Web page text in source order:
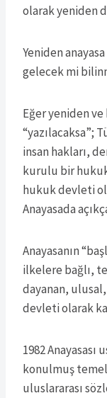
olarak yeniden
Yeniden
gelecek mi
Eğer yeniden
“yazılacaksa”;
insan hakları,
kurulu bir
hukuk devleti
Anayasada
Anayasanın
ilkelere bağlı,
dayanan,
devleti olarak
1982
konulmuş
uluslararası